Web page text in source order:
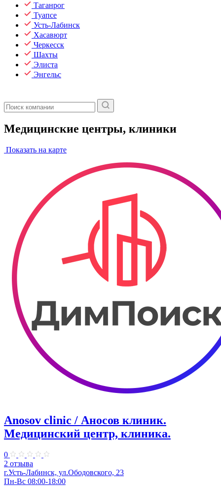
Таганрог
Туапсе
Усть-Лабинск
Хасавюрт
Черкесск
Шахты
Элиста
Энгельс
Медицинские центры, клиники
Показать на карте
Anosov clinic / Аносов клиник.
Медицинский центр, клиника.
0
2 отзыва
г.Усть-Лабинск, ул.​Ободовского, 23​
Пн-Вс 08:00-18:00